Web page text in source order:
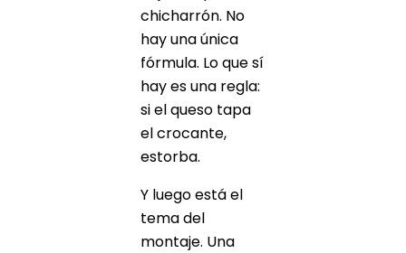
chicharrón. No
hay una única
fórmula. Lo que sí
hay es una regla:
si el queso tapa
el crocante,
estorba.
Y luego está el
tema del
montaje. Una